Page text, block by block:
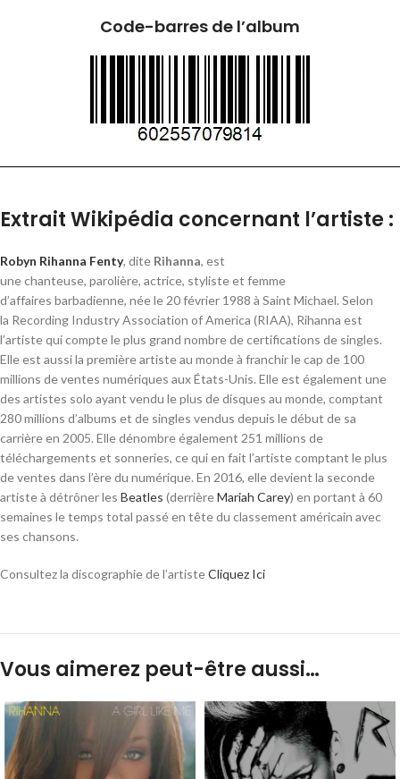
Code-barres de l’album
Extrait Wikipédia concernant l’artiste :
Robyn Rihanna Fenty, dite Rihanna, est
une chanteuse, parolière, actrice, styliste et femme
d’affaires barbadienne, née le 20 février 1988 à Saint Michael. Selon
la Recording Industry Association of America (RIAA), Rihanna est
l’artiste qui compte le plus grand nombre de certifications de singles.
Elle est aussi la première artiste au monde à franchir le cap de 100
millions de ventes numériques aux États-Unis. Elle est également une
des artistes solo ayant vendu le plus de disques au monde, comptant
280 millions d’albums et de singles vendus depuis le début de sa
carrière en 2005. Elle dénombre également 251 millions de
téléchargements et sonneries, ce qui en fait l’artiste comptant le plus
de ventes dans l’ère du numérique. En 2016, elle devient la seconde
artiste à détrôner les Beatles (derrièreMariah Carey) en portant à 60
semaines le temps total passé en tête du classement américain avec
ses chansons.
Consultez la discographie de l’artisteCliquez Ici
Vous aimerez peut-être aussi…